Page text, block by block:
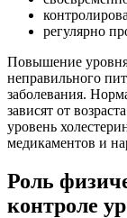
регулярно
Повышение уровня
неправильного
заболевания.
зависят от
уровень
медикаментов и
Роль
контроле